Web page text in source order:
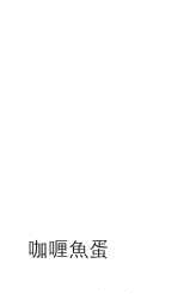
咖喱魚蛋